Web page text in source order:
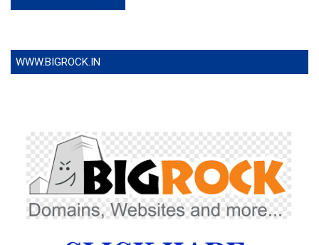
WWW.BIGROCK.IN